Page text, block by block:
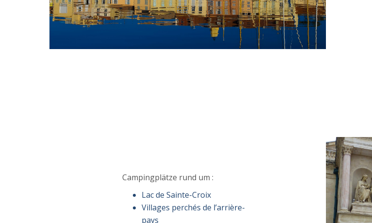
Campingplätze rund um :
Lac de Sainte-Croix
Villages perchés de l’arrière-
pays